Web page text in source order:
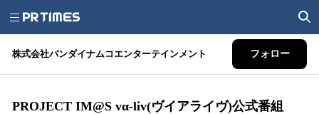
株式会社バンダイナムコエンターテインメント フォロー
PROJECT IM@S vα-liv(ヴイアライヴ)公式番組